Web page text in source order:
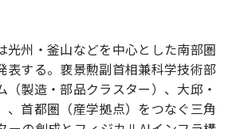
光州・釜山などを中心とした南部圏
表する。裵景勲副首相兼科学技術部
（製造・部品クラスター）、大邱・
、首都圏（産学拠点）をつなぐ三角